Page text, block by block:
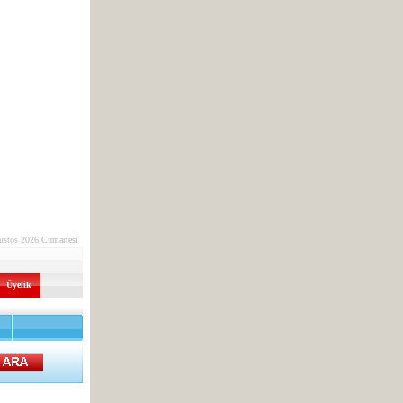
2026 Cumartesi
Üyelik